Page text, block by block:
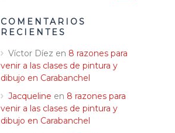
COMENTARIOS
RECIENTES
Víctor Díez en 8 razones para
venir a las clases de pintura y
dibujo en Carabanchel
Jacqueline en 8 razones para
venir a las clases de pintura y
dibujo en Carabanchel